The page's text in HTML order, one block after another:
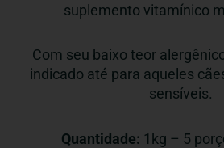
suplemento vitamínico
Com seu baixo teor
indicado até para aqueles
sensíveis.
Quantidade: 1kg – 5